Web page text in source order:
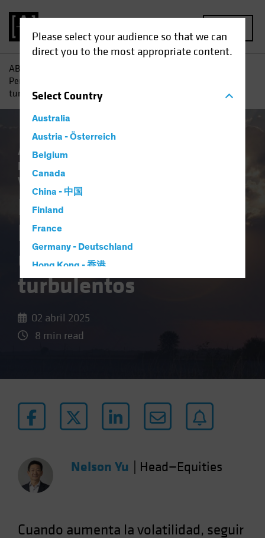
Please select your audience so that we can
direct you to the most appropriate content.
SelectCountry
Australia
Austria - Österreich
Belgium
Canada
China - 中国
Finland
France
Germany - Deutschland
Hong Kong - 香港
Hungary
Italy - Italia
Japan - 日本
New Zealand
Norway
Poland
Portugal
AB
Perspectivas de RV: la parte positiva de unos mercados
turbulentos
Artificial Intelligence (AI)
Política y regulación
Volatilidad
Perspectivas de RV:
la parte positiva de
unos mercados
turbulentos
02 abril 2025
8 min read
Nelson Yu Head—Equities
Cuando aumenta la volatilidad, seguir